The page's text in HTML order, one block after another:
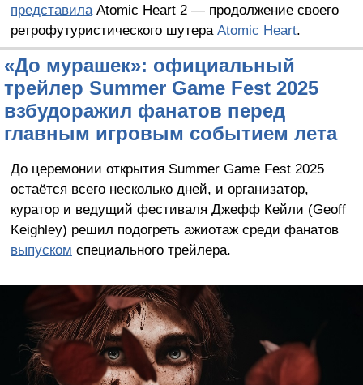
представилаAtomic Heart 2 — продолжение своего
ретрофутуристического шутера Atomic Heart.
«До мурашек»: официальный
трейлер Summer Game Fest 2025
взбудоражил фанатов перед
главным игровым событием лета
До церемонии открытия Summer Game Fest 2025
остаётся всего несколько дней, и организатор,
куратор и ведущий фестиваля Джефф Кейли (Geoff
Keighley) решил подогреть ажиотаж среди фанатов
выпуском специального трейлера.